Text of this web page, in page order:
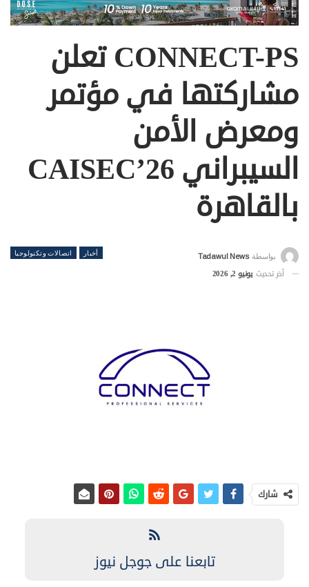
CONNECT-PS تعلن
مشاركتها في مؤتمر
ومعرض الأمن
السيبراني CAISEC’26
بالقاهرة
أخبار اتصالات وتكنولوجيا بواسطة Tadawul News
آخر تحديث يونيو 2, 2026
شارك
تابعنا على جوجل نيوز